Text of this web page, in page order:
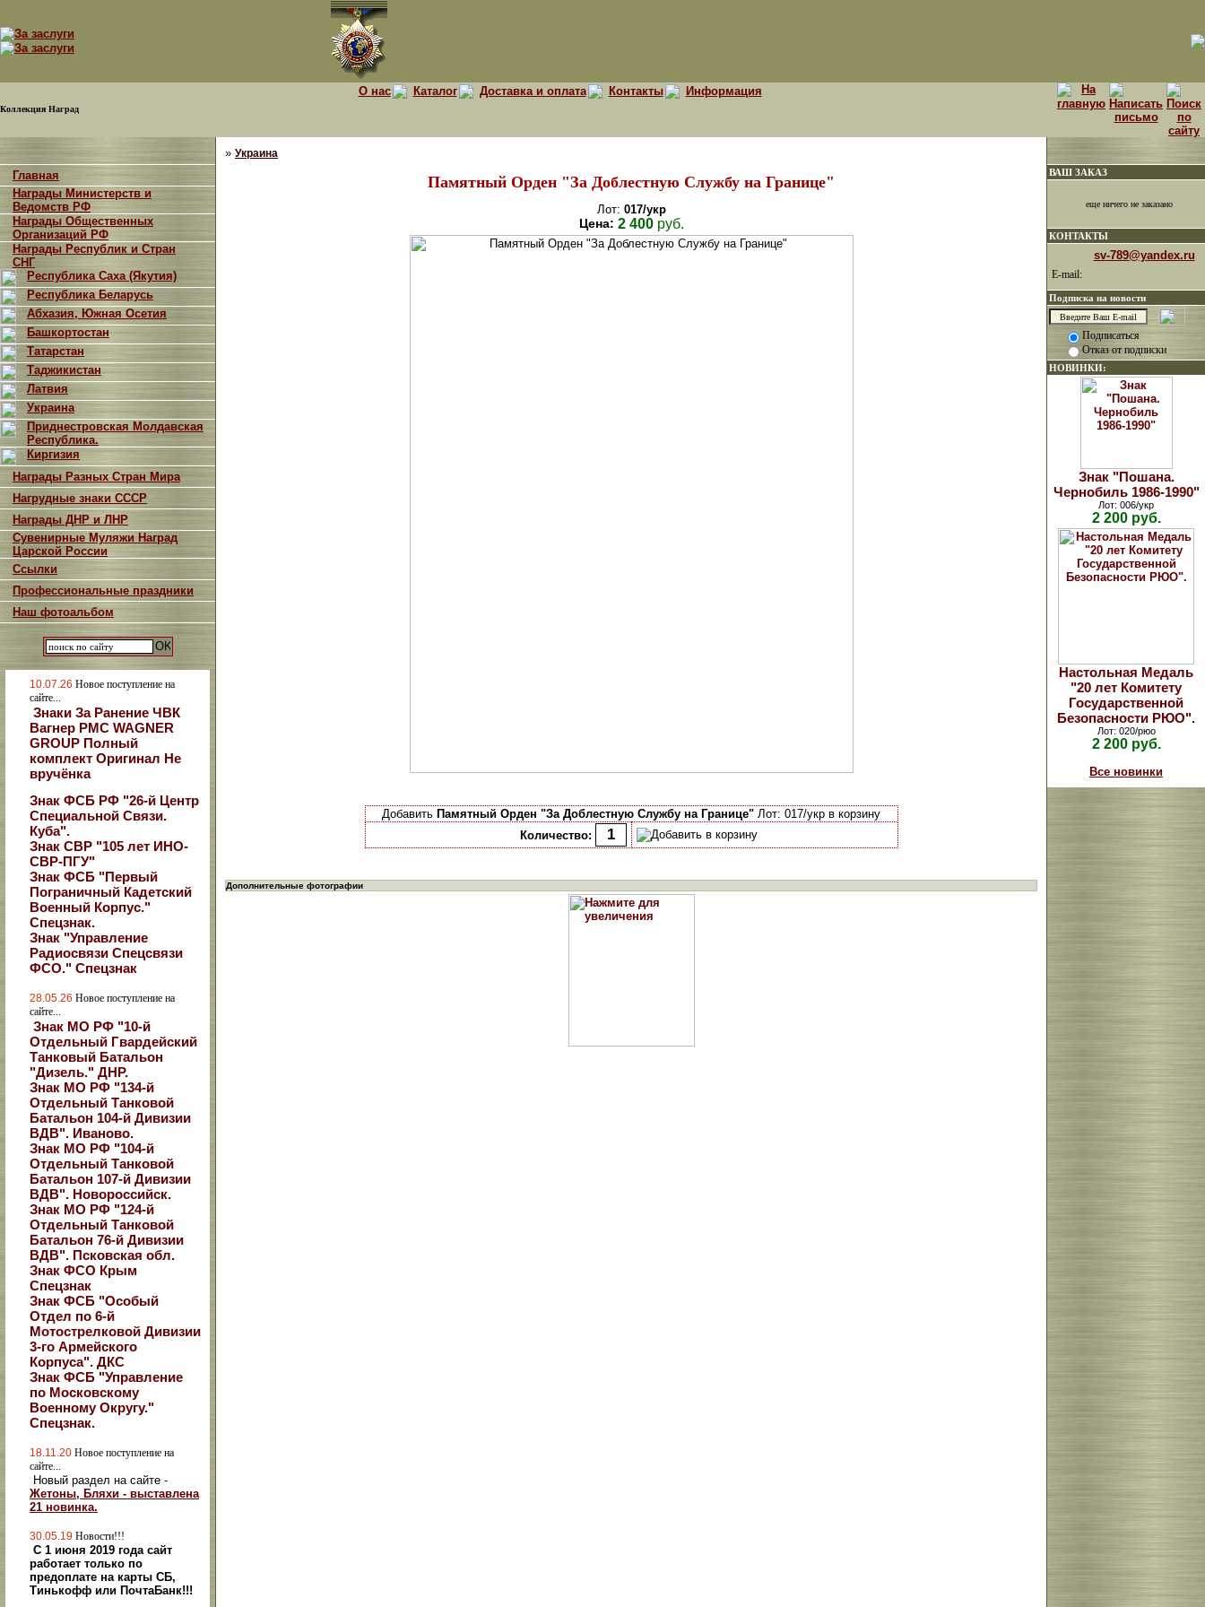
Коллекция Наград
О нас Каталог Доставка и оплата Контакты Информация
Главная
Награды Министерств и
Ведомств РФ
Награды Общественных
Организаций РФ
Награды Республик и Стран
СНГ
Республика Саха (Якутия)
Республика Беларусь
Абхазия, Южная Осетия
Башкортостан
Татарстан
Таджикистан
Латвия
Украина
Приднестровская Молдавская
Республика.
Киргизия
Награды Разных Стран Мира
Нагрудные знаки СССР
Награды ДНР и ЛНР
Сувенирные Муляжи Наград
Царской России
Ссылки
Профессиональные праздники
Наш фотоальбом
10.07.26 Новое поступление на
сайте...
Знаки За Ранение ЧВК
Вагнер РМС WAGNER
GROUP Полный
комплект Оригинал Не
вручёнка
Знак ФСБ РФ "26-й Центр
Специальной Связи.
Куба".
Знак СВР "105 лет ИНО-
СВР-ПГУ"
Знак ФСБ "Первый
Пограничный Кадетский
Военный Корпус."
Спецзнак.
Знак "Управление
Радиосвязи Спецсвязи
ФСО." Спецзнак
28.05.26 Новое поступление на
сайте...
Знак МО РФ "10-й
Отдельный Гвардейский
Танковый Батальон
"Дизель." ДНР.
Знак МО РФ "134-й
Отдельный Танковой
Батальон 104-й Дивизии
ВДВ". Иваново.
Знак МО РФ "104-й
Отдельный Танковой
Батальон 107-й Дивизии
ВДВ". Новороссийск.
Знак МО РФ "124-й
Отдельный Танковой
Батальон 76-й Дивизии
ВДВ". Псковская обл.
Знак ФСО Крым
Спецзнак
Знак ФСБ "Особый
Отдел по 6-й
Мотострелковой Дивизии
3-го Армейского
Корпуса". ДКС
Знак ФСБ "Управление
по Московскому
Военному Округу."
Спецзнак.
18.11.20 Новое поступление на
сайте...
Новый раздел на сайте -
Жетоны, Бляхи - выставлена
21 новинка.
30.05.19 Новости!!!
С 1 июня 2019 года сайт
работает только по
предоплате на карты СБ,
Тинькофф или ПочтаБанк!!!
» Украина
Памятный Орден "За Доблестную Службу на Границе"
Лот: 017/укр
Цена: 2 400руб.
Добавить Памятный Орден "За Доблестную Службу на Границе" Лот: 017/укр в корзину
Количество:
Дополнительные фотографии
ВАШ ЗАКАЗ
еще ничего не заказано
КОНТАКТЫ
sv-789@yandex.ru
E-mail:
Подписка на новости
Подписаться
Отказ от подписки
НОВИНКИ:
Знак "Пошана.
Чернобиль 1986-1990"
Лот: 006/укр
2 200 руб.
Настольная Медаль
"20 лет Комитету
Государственной
Безопасности РЮО".
Лот: 020/рюо
2 200 руб.
Все новинки